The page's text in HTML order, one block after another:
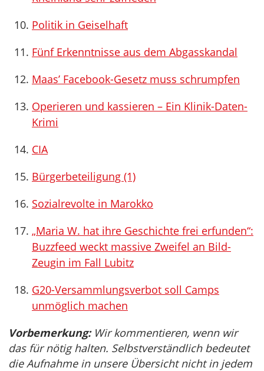
Politik in Geiselhaft
Fünf Erkenntnisse aus dem Abgasskandal
Maas’ Facebook-Gesetz muss schrumpfen
Operieren und kassieren – Ein Klinik-Daten-
Krimi
CIA
Bürgerbeteiligung (1)
Sozialrevolte in Marokko
„Maria W. hat ihre Geschichte frei erfunden“:
Buzzfeed weckt massive Zweifel an Bild-
Zeugin im Fall Lubitz
G20-Versammlungsverbot soll Camps
unmöglich machen
Vorbemerkung:Wir kommentieren, wenn wir
das für nötig halten. Selbstverständlich bedeutet
die Aufnahme in unsere Übersicht nicht in jedem